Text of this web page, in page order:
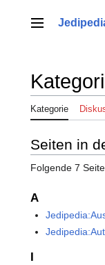
springenHauptmenü
Kategorie
Seiten in
Folgende 7
A